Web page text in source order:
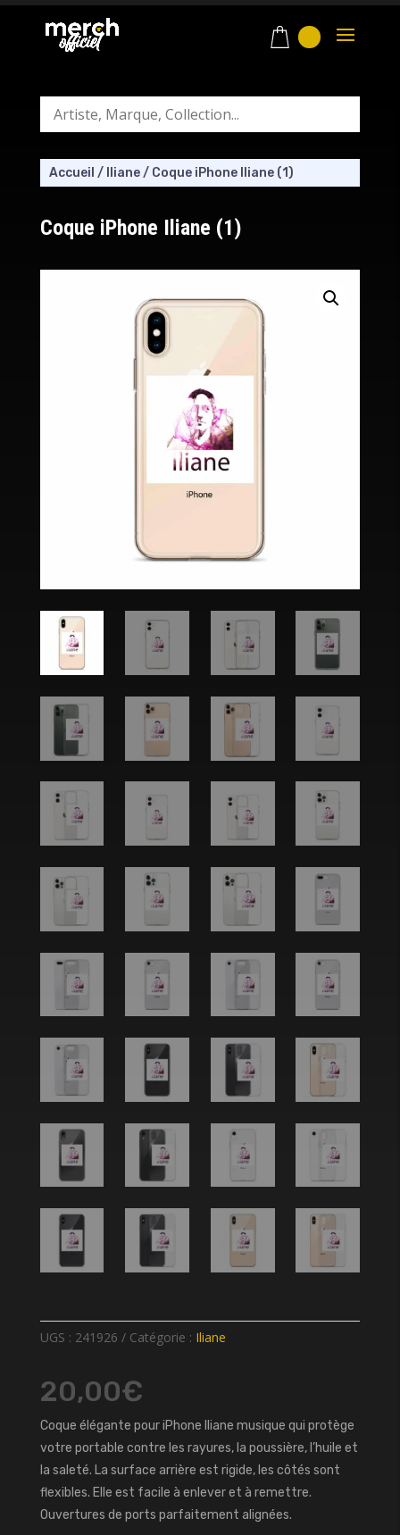
Accueil / Iliane/ Coque iPhone Iliane (1)
Coque iPhone Iliane (1)
UGS : 241926 Catégorie : Iliane
20,00€
Coque élégante pour iPhone Iliane musique qui protège
votre portable contre les rayures, la poussière, l’huile et
la saleté. La surface arrière est rigide, les côtés sont
flexibles. Elle est facile à enlever et à remettre.
Ouvertures de ports parfaitement alignées.